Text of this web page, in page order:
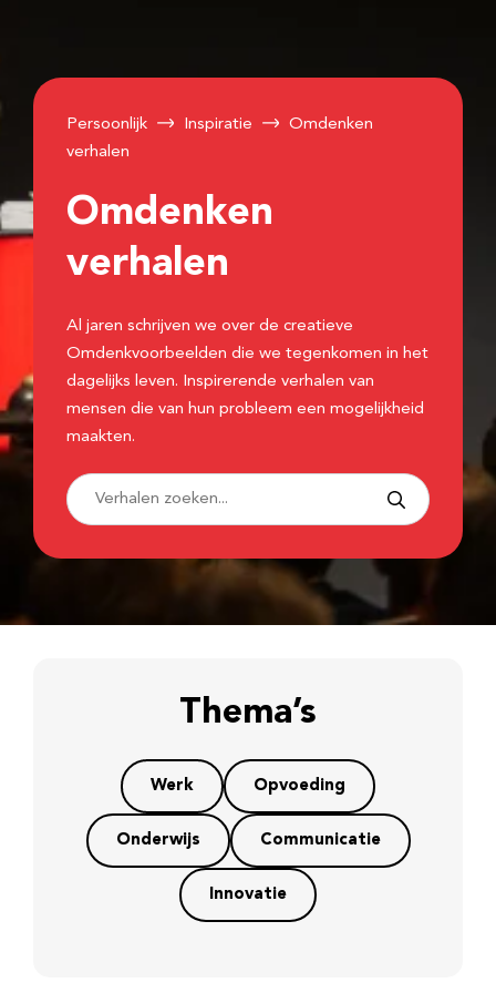
Persoonlijk Inspiratie
Omdenken
verhalen
Omdenken
verhalen
Al jaren schrijven we over de creatieve
Omdenkvoorbeelden die we tegenkomen in het
dagelijks leven. Inspirerende verhalen van
mensen die van hun probleem een mogelijkheid
maakten.
Thema’s
Werk Opvoeding
Onderwijs Communicatie
Innovatie